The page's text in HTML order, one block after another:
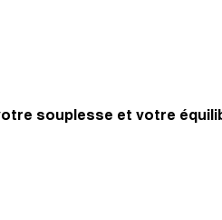
souplesse et votre